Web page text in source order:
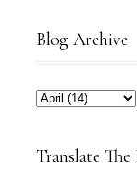
Blog Archive
Translate The